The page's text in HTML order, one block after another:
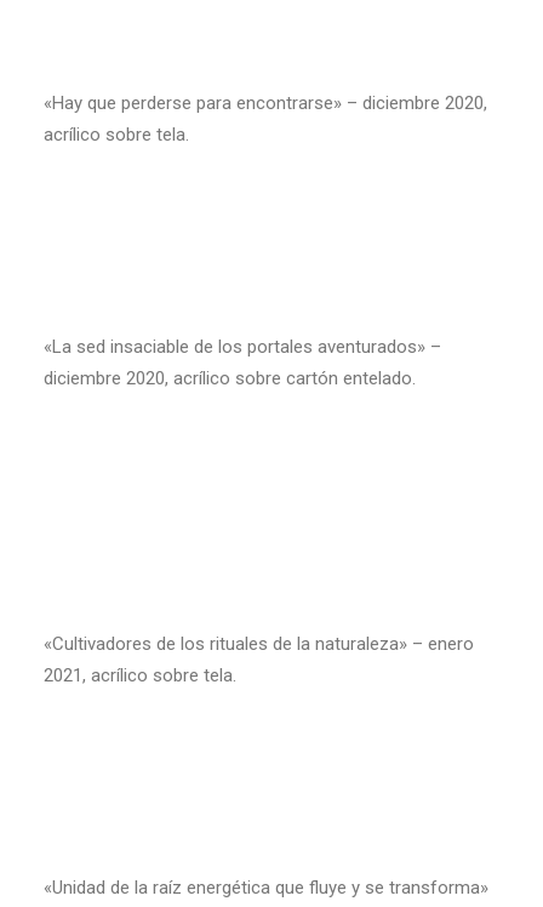
«Hay que perderse para encontrarse» – diciembre 2020,
acrílico sobre tela.
«La sed insaciable de los portales aventurados» –
diciembre 2020, acrílico sobre cartón entelado.
«Cultivadores de los rituales de la naturaleza» – enero
2021, acrílico sobre tela.
«Unidad de la raíz energética que fluye y se transforma»